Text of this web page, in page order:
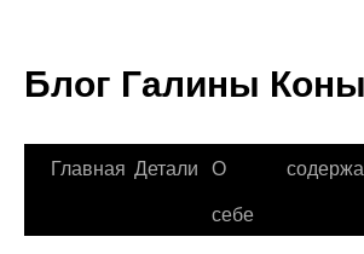
Блог Галины
Перейти
Главная Детали О
себе